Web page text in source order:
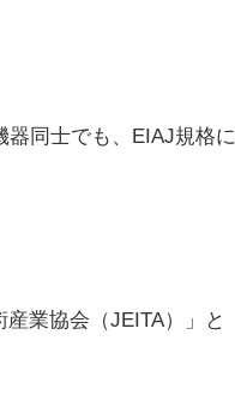
器同士でも、EIAJ規格に
業協会（JEITA）」と